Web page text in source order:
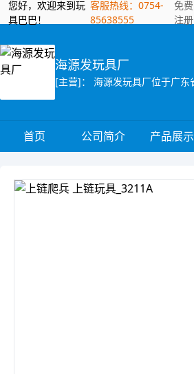
您好，欢迎来到玩
具巴巴！
客服热线：0754-
85638555
免费
注册
海源发玩具厂
首页 公司简介 产品展示